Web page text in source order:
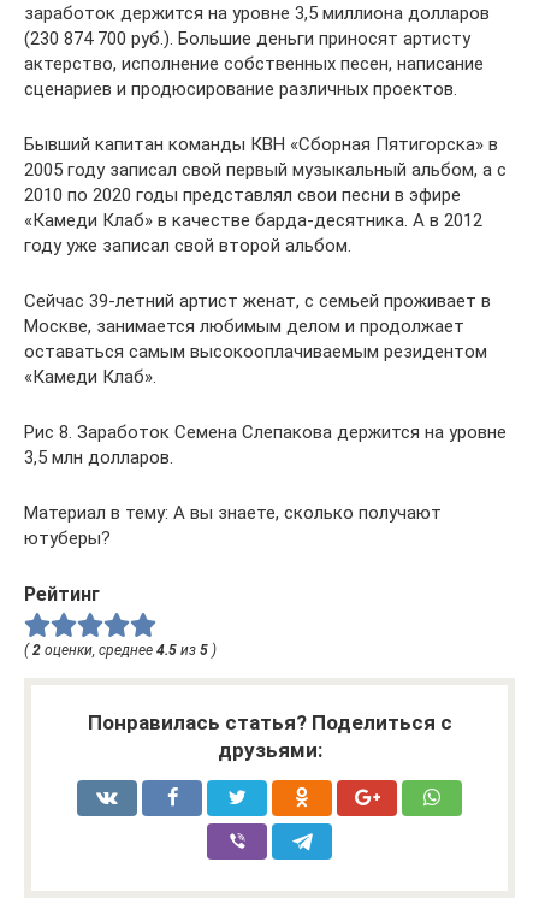
заработок держится на уровне 3,5 миллиона долларов
(230 874 700 руб.). Большие деньги приносят артисту
актерство, исполнение собственных песен, написание
сценариев и продюсирование различных проектов.
Бывший капитан команды КВН «Сборная Пятигорска» в
2005 году записал свой первый музыкальный альбом, а с
2010 по 2020 годы представлял свои песни в эфире
«Камеди Клаб» в качестве барда-десятника. А в 2012
году уже записал свой второй альбом.
Сейчас 39-летний артист женат, с семьей проживает в
Москве, занимается любимым делом и продолжает
оставаться самым высокооплачиваемым резидентом
«Камеди Клаб».
Рис 8. Заработок Семена Слепакова держится на уровне
3,5 млн долларов.
Материал в тему: А вы знаете, сколько получают
ютуберы?
Рейтинг
( 2 оценки, среднее 4.5 из 5 )
Понравилась статья? Поделиться с
друзьями: